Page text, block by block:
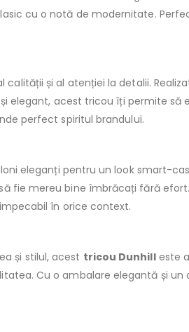
cu o notă de modernitate.
și al atenției la detalii.
elegant, acest tricou îți permite
perfect spiritul brandului.
eleganți pentru un look smart-
fie mereu bine îmbrăcați fără
în orice context.
și stilul, acest tricou Dunhilleste
Cu o ambalare elegantă și